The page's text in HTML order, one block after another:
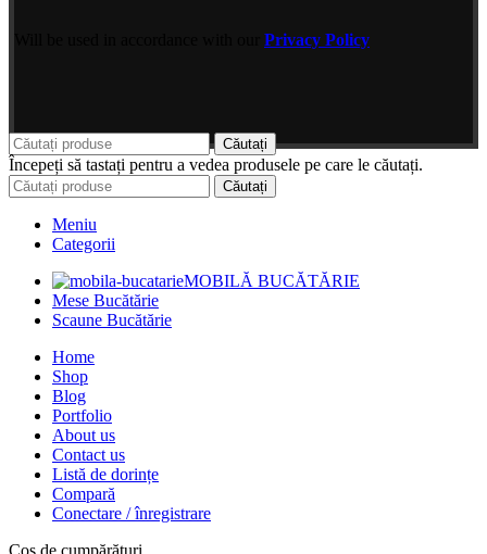
Privacy Policy
Căutați
Începeți să tastați pentru a vedea produsele pe care le căutați.
Căutați
Meniu
Categorii
MOBILĂ BUCĂTĂRIE
Mese Bucătărie
Scaune Bucătărie
Home
Shop
Blog
Portfolio
About us
Contact us
Listă de dorințe
Compară
Conectare / înregistrare